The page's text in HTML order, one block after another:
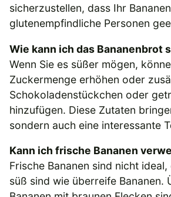
sicherzustellen, dass Ihr
glutenempfindliche Personen
Wie kann ich das Bananenbrot
Wenn Sie es süßer mögen,
Zuckermenge erhöhen oder
Schokoladenstückchen oder
hinzufügen. Diese Zutaten
sondern auch eine interessante
Kann ich frische Bananen
Frische Bananen sind nicht
süß sind wie überreife Bananen.